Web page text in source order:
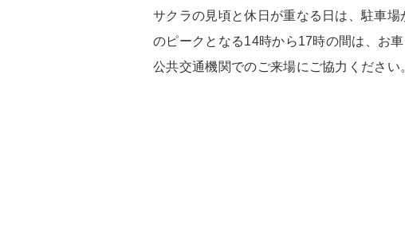
サクラの見頃と休日が重なる日は、駐車
のピークとなる14時から17時の間は、お
公共交通機関でのご来場にご協力ください